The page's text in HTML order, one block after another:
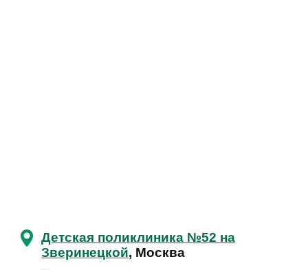
Детская поликлиника №52 на
Зверинецкой, Москва